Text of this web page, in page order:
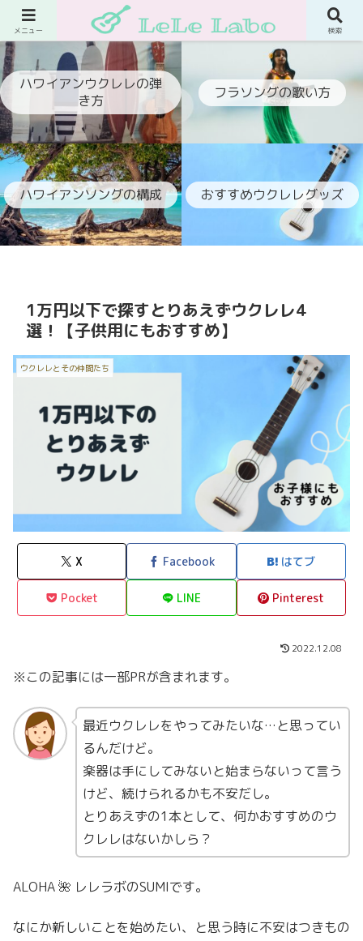
ウクレレでフラ伴奏ができるようになるブログ
ハワイアンウクレレの弾
き方
フラソングの歌い方
ハワイアンソングの構成 おすすめウクレレグッズ
1万円以下で探すとりあえずウクレレ4
選！【子供用にもおすすめ】
ウクレレとその仲間たち
X Facebook はてブ
Pocket LINE Pinterest
2022.12.08
※この記事には一部PRが含まれます。
最近ウクレレをやってみたいな…と思ってい
るんだけど。
楽器は手にしてみないと始まらないって言う
けど、続けられるかも不安だし。
とりあえずの1本として、何かおすすめのウ
クレレはないかしら？
ALOHA 🌺 レレラボのSUMIです。
なにか新しいことを始めたい、と思う時に不安はつきもの
メニュー 検索